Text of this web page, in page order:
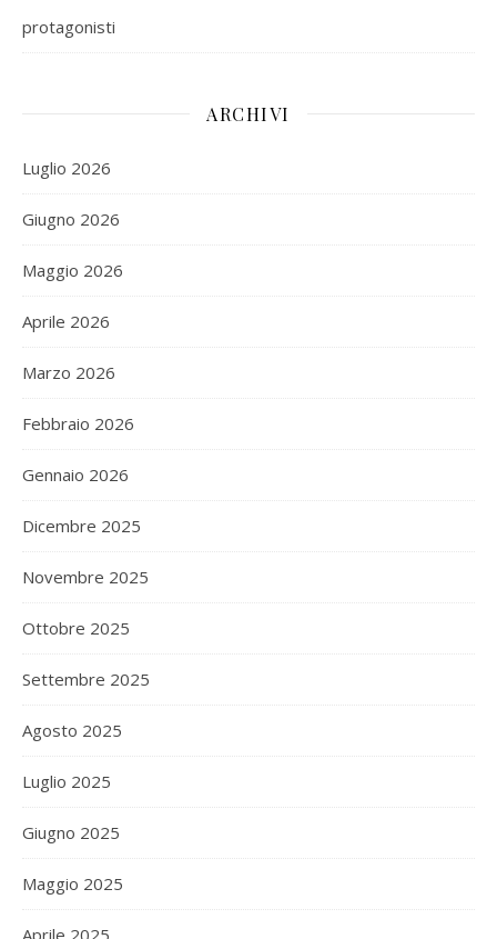
protagonisti
ARCHIVI
Luglio 2026
Giugno 2026
Maggio 2026
Aprile 2026
Marzo 2026
Febbraio 2026
Gennaio 2026
Dicembre 2025
Novembre 2025
Ottobre 2025
Settembre 2025
Agosto 2025
Luglio 2025
Giugno 2025
Maggio 2025
Aprile 2025